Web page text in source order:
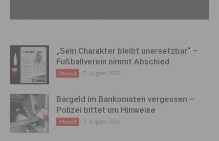
„Sein Charakter bleibt unersetzbar“ –
Fußballverein nimmt Abschied
Aktuell 7. August 2026
Bargeld im Bankomaten vergessen –
Polizei bittet um Hinweise
Aktuell 7. August 2026